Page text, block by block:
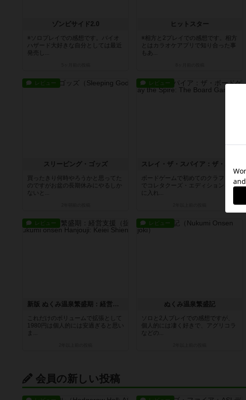
ゾンビサイド2.0
※ソロプレイでの感想です。バイオ
ハザード大好きな自分としては最近
発売し...
ヒットスター
※相方と2プレイでの感想です。相方
とはカラオケアプリで知り合った事
もあ...
レビュー
スリーピング・ゴッズ
買ったきり何時やろうかと思ってた
のですがお盆の長期休みにやるしか
ないと...
レビュー
ボードゲームで初めてのクラファン
でコレタクーズ・エディションを手
に入れ...
レビュー
新版 ぬくみ温泉繁盛期：経営支援（拡張）
これだけのボリュームで拡張として
1980円は個人的には安過ぎると思い
ま...
レビュー
ぬくみ温泉繁盛記
ソロと2人プレイでの感想ですが、
個人的には凄く好きで、アグリコラ
などの...
会員の新しい投稿